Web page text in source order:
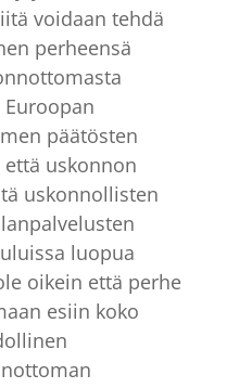
voidaan tehdä
perheensä
päätösten
uskonnon
uskonnollisten
luopua
oikein että perhe
esiin koko